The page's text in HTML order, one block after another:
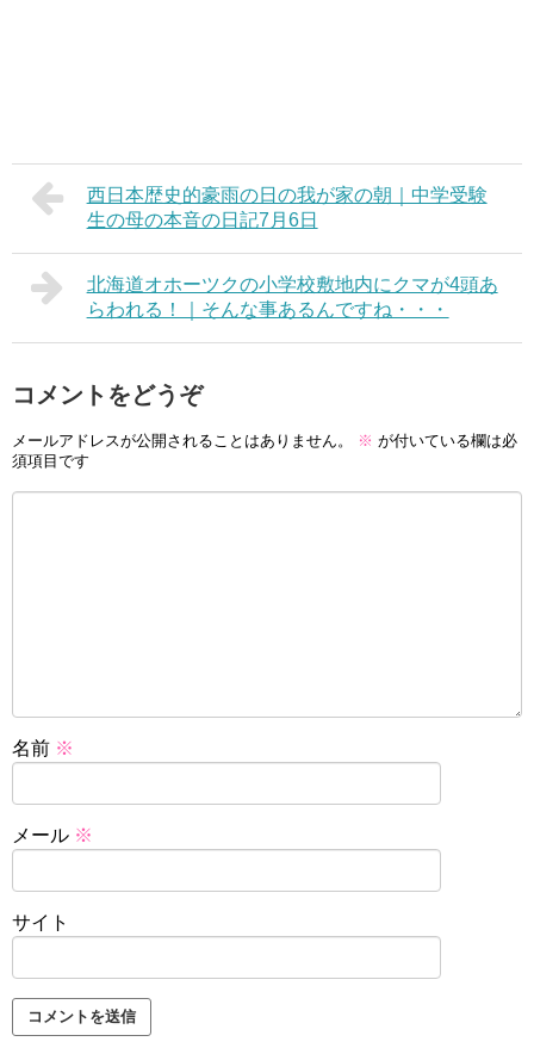
西日本歴史的豪雨の日の我が家の朝｜中学受験
生の母の本音の日記7月6日
北海道オホーツクの小学校敷地内にクマが4頭あ
らわれる！｜そんな事あるんですね・・・
コメントをどうぞ
メールアドレスが公開されることはありません。 ※ が付いている欄は必
須項目です
名前 ※
メール ※
サイト